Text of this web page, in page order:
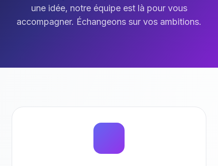
une idée, notre équipe est là pour vous
accompagner. Échangeons sur vos ambitions.